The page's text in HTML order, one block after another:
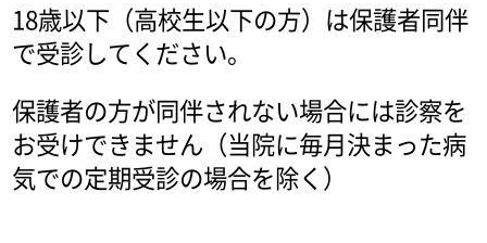
18歳以下（高校生以下の方）は保護者同伴
で受診してください。
保護者の方が同伴されない場合には診察を
お受けできません（当院に毎月決まった病
気での定期受診の場合を除く）